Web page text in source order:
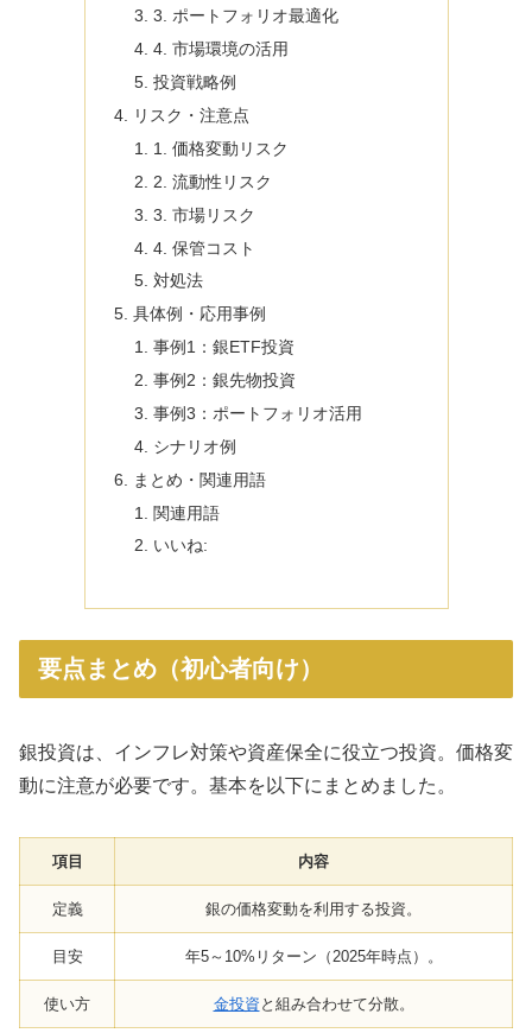
3. ポートフォリオ最適化
4. 市場環境の活用
投資戦略例
リスク・注意点
1. 価格変動リスク
2. 流動性リスク
3. 市場リスク
4. 保管コスト
対処法
具体例・応用事例
事例1：銀ETF投資
事例2：銀先物投資
事例3：ポートフォリオ活用
シナリオ例
まとめ・関連用語
関連用語
いいね:
要点まとめ（初心者向け）
銀投資は、インフレ対策や資産保全に役立つ投資。価格変
動に注意が必要です。基本を以下にまとめました。
項目 内容
定義 銀の価格変動を利用する投資。
目安 年5～10%リターン（2025年時点）。
使い方 金投資 と組み合わせて分散。